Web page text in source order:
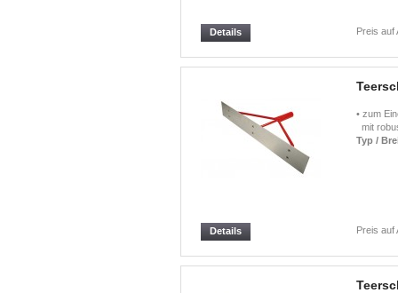
Preis auf
Details
• zum
mit
Typ /
Preis auf
Details